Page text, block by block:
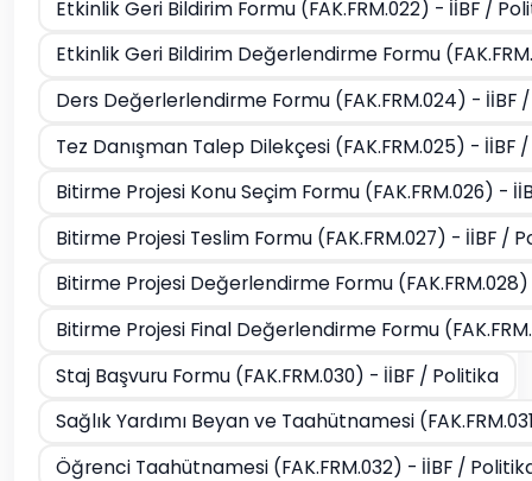
Etkinlik Geri Bildirim Formu (FAK.FRM.022) - İİBF /
Etkinlik Geri Bildirim Değerlendirme Formu
Ders Değerlerlendirme Formu (FAK.FRM.024) - İİBF
Tez Danışman Talep Dilekçesi (FAK.FRM.025) - İİBF
Bitirme Projesi Konu Seçim Formu (FAK.FRM.026) -
Bitirme Projesi Teslim Formu (FAK.FRM.027) - İİBF /
Bitirme Projesi Değerlendirme Formu
Bitirme Projesi Final Değerlendirme Formu
Staj Başvuru Formu (FAK.FRM.030) - İİBF / Politika
Sağlık Yardımı Beyan ve Taahütnamesi
Öğrenci Taahütnamesi (FAK.FRM.032) - İİBF /